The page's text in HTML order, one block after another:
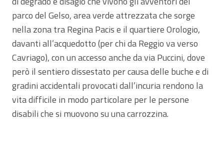
parco del Gelso, area verde attrezzata che sorge
nella zona tra Regina Pacis e il quartiere Orologio,
davanti all’acquedotto (per chi da Reggio va verso
Cavriago), con un accesso anche da via Puccini, dove
però il sentiero dissestato per causa delle buche e di
gradini accidentali provocati dall’incuria rendono la
vita difficile in modo particolare per le persone
disabili che si muovono su una carrozzina.